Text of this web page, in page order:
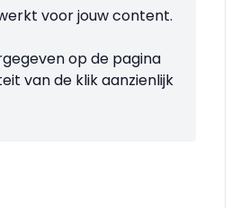
voor jouw content.
op de pagina
van de klik aanzienlijk